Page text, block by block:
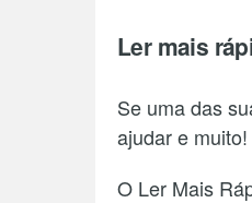
Ler mais
Se uma das
ajudar e muito!
O Ler Mais